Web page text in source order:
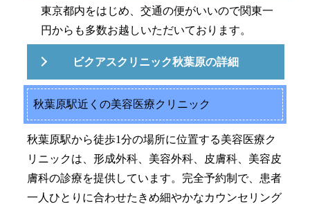
東京都内をはじめ、交通の便がいいので関東一
円からも多数お越しいただいております。
ビクアスクリニック秋葉原の詳細
秋葉原駅近くの美容医療クリニック
秋葉原駅から徒歩1分の場所に位置する美容医療ク
リニックは、形成外科、美容外科、皮膚科、美容皮
膚科の診療を提供しています。完全予約制で、患者
一人ひとりに合わせたきめ細やかなカウンセリング